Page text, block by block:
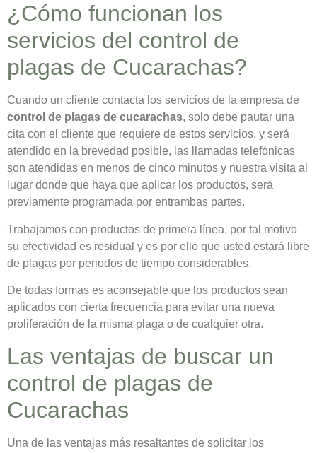
¿Cómo funcionan los
servicios del control de
plagas de Cucarachas?
Cuando un cliente contacta los servicios de la empresa de
control de plagas de cucarachas, solo debe pautar una
cita con el cliente que requiere de estos servicios, y será
atendido en la brevedad posible, las llamadas telefónicas
son atendidas en menos de cinco minutos y nuestra visita al
lugar donde que haya que aplicar los productos, será
previamente programada por entrambas partes.
Trabajamos con productos de primera línea, por tal motivo
su efectividad es residual y es por ello que usted estará libre
de plagas por periodos de tiempo considerables.
De todas formas es aconsejable que los productos sean
aplicados con cierta frecuencia para evitar una nueva
proliferación de la misma plaga o de cualquier otra.
Las ventajas de buscar un
control de plagas de
Cucarachas
Una de las ventajas más resaltantes de solicitar los